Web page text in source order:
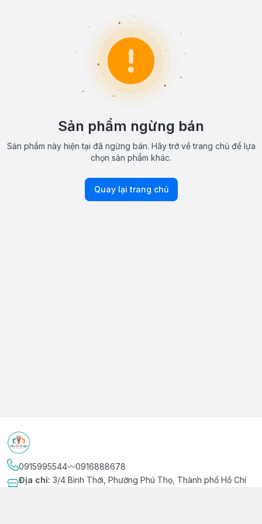
Sản phẩm ngừng bán
Sản phẩm này hiện tại đã ngừng bán. Hãy trở về trang chủ để lựa
chọn sản phẩm khác.
Quay lại trang chủ
0915995544〰️0916888678
Địa chỉ: 3/4 Bình Thới, Phường Phú Thọ, Thành phố Hồ Chí